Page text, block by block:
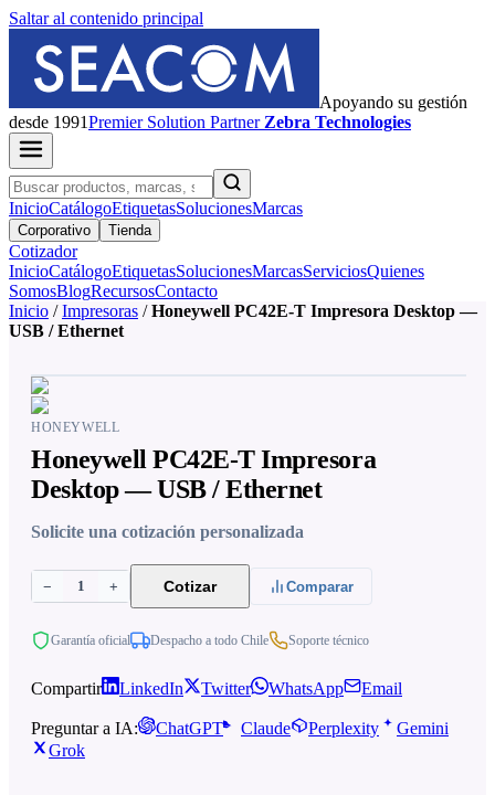
Saltar al contenido principal
Apoyando su gestión
desde 1991PremierSolution Partner Zebra Technologies
InicioCatálogoEtiquetasSolucionesMarcas
Corporativo Tienda
Cotizador
InicioCatálogoEtiquetasSolucionesMarcasServiciosQuienes
SomosBlogRecursosContacto
Inicio / Impresoras / Honeywell PC42E-T Impresora Desktop —
USB / Ethernet
HONEYWELL
Honeywell PC42E-T Impresora
Desktop — USB / Ethernet
Solicite una cotización personalizada
− 1 + Cotizar Comparar
Garantía oficial Despacho a todo Chile Soporte técnico
Compartir LinkedIn Twitter WhatsApp Email
Preguntar a IA: ChatGPT Claude Perplexity
Gemini
Grok